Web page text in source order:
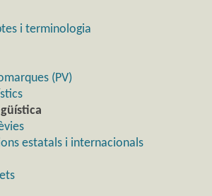
i terminologia
(PV)
estatals i internacionals